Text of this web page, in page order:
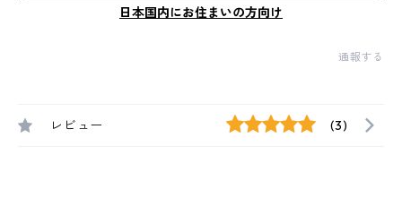
日本国内にお住まいの方向け
通報する
レビュー (3)